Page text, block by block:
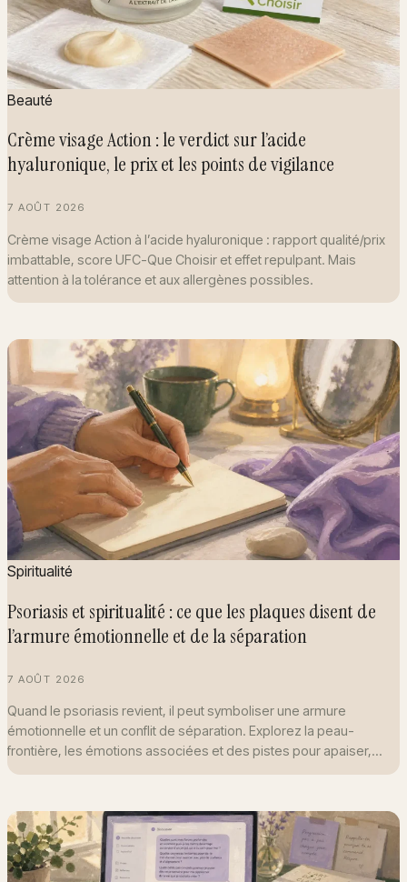
Beauté
Crème visage Action : le verdict sur l’acide
hyaluronique, le prix et les points de vigilance
7 AOÛT 2026
Crème visage Action à l’acide hyaluronique : rapport qualité/prix
imbattable, score UFC-Que Choisir et effet repulpant. Mais
attention à la tolérance et aux allergènes possibles.
Spiritualité
Psoriasis et spiritualité : ce que les plaques disent de
l’armure émotionnelle et de la séparation
7 AOÛT 2026
Quand le psoriasis revient, il peut symboliser une armure
émotionnelle et un conflit de séparation. Explorez la peau-
frontière, les émotions associées et des pistes pour apaiser,…